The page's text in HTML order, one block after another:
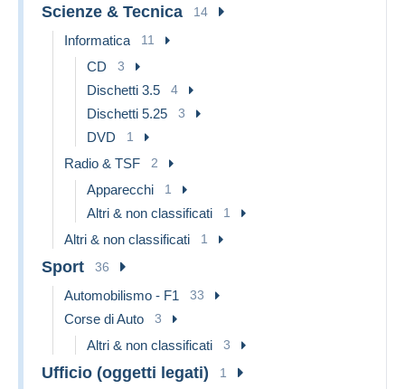
Scienze & Tecnica 14
Informatica 11
CD 3
Dischetti 3.5 4
Dischetti 5.25 3
DVD 1
Radio & TSF 2
Apparecchi 1
Altri & non classificati 1
Altri & non classificati 1
Sport 36
Automobilismo - F1 33
Corse di Auto 3
Altri & non classificati 3
Ufficio (oggetti legati) 1